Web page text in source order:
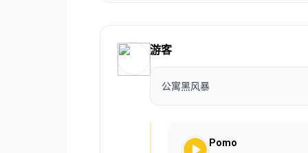
游客
公寓黑风暴
Pomo